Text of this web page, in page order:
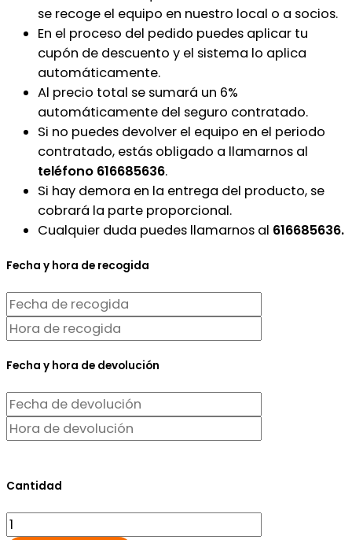
se recoge el equipo en nuestro local o a socios.
En el proceso del pedido puedes aplicar tu
cupón de descuento y el sistema lo aplica
automáticamente.
Al precio total se sumará un 6%
automáticamente del seguro contratado.
Si no puedes devolver el equipo en el periodo
contratado, estás obligado a llamarnos al
teléfono 616685636.
Si hay demora en la entrega del producto, se
cobrará la parte proporcional.
Cualquier duda puedes llamarnos al 616685636.
Fecha y hora de recogida
Fecha y hora de devolución
Cantidad